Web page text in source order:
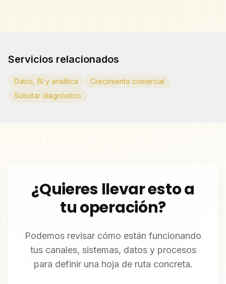
Servicios relacionados
Datos, BI y analítica
Crecimiento comercial
Solicitar diagnóstico
¿Quieres llevar esto a
tu operación?
Podemos revisar cómo están funcionando
tus canales, sistemas, datos y procesos
para definir una hoja de ruta concreta.